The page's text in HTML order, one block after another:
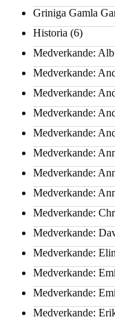
Griniga Gamla
Historia (6)
Medverkande:
Medverkande:
Medverkande:
Medverkande:
Medverkande:
Medverkande:
Medverkande:
Medverkande:
Medverkande:
Medverkande:
Medverkande:
Medverkande:
Medverkande:
Medverkande: